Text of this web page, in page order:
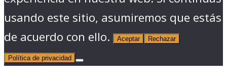
usando este sitio, asumiremos que estás
de acuerdo con ello.
Aceptar Rechazar
Política de privacidad